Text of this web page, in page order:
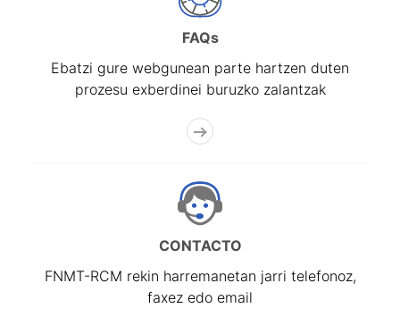
FAQs
Ebatzi gure webgunean parte hartzen duten
prozesu exberdinei buruzko zalantzak
CONTACTO
FNMT-RCM rekin harremanetan jarri telefonoz,
faxez edo email